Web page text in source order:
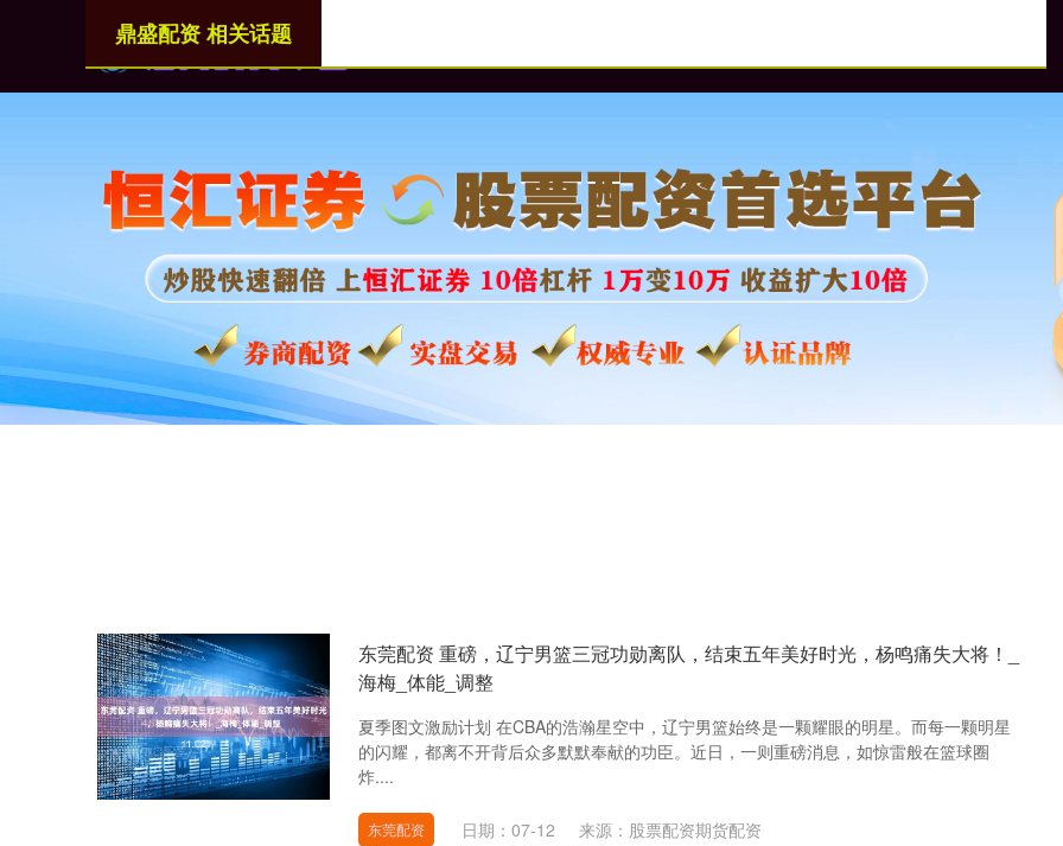
鼎盛配资 相关话题
东莞配资 重磅，辽宁男篮三冠功勋离队，结束五年美好时光，杨鸣痛失大将！_
海梅_体能_调整
夏季图文激励计划 在CBA的浩瀚星空中，辽宁男篮始终是一颗耀眼的明星。而每一颗明星
的闪耀，都离不开背后众多默默奉献的功臣。近日，一则重磅消息，如惊雷般在篮球圈
炸....
东莞配资 日期：07-12
来源：股票配资期货配资